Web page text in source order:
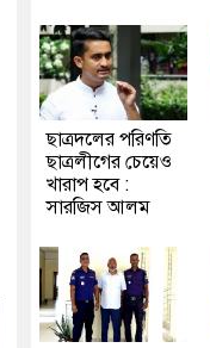
ছাত্রদলের পরিণতি
ছাত্রলীগের চেয়েও
খারাপ হবে :
সারজিস আলম